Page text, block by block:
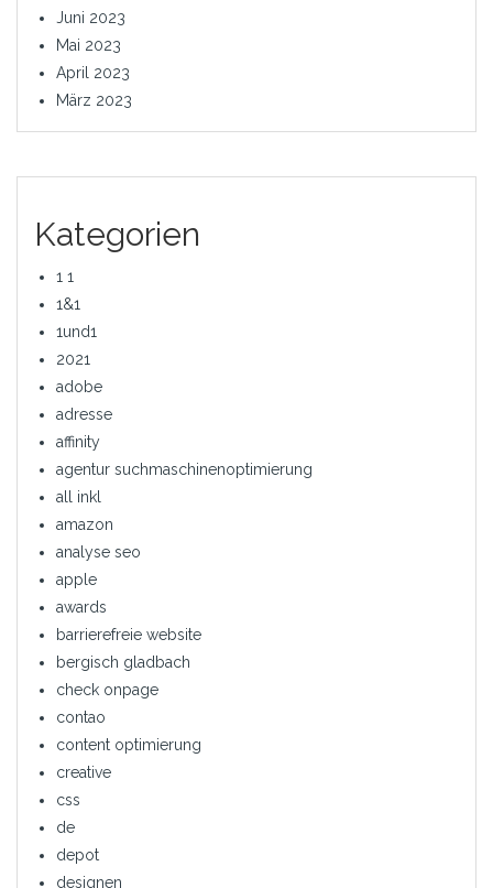
Juni 2023
Mai 2023
April 2023
März 2023
Kategorien
1 1
1&1
1und1
2021
adobe
adresse
affinity
agentur suchmaschinenoptimierung
all inkl
amazon
analyse seo
apple
awards
barrierefreie website
bergisch gladbach
check onpage
contao
content optimierung
creative
css
de
depot
designen